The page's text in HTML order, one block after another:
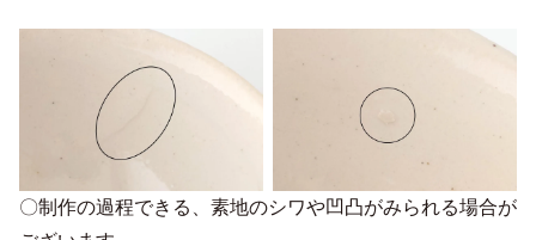
〇制作の過程できる、素地のシワや凹凸がみられる場合が